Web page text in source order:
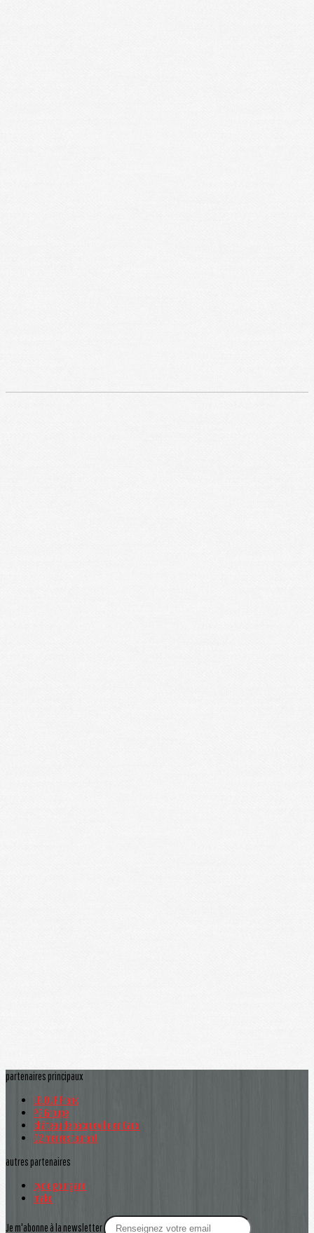
partenaires principaux
LELOUP Frank
PG Groupe
château de bacqueville en Caux
O2 mer restaurant
autres partenaires
cycle gourgand
mako
Je m'abonne à la newsletter